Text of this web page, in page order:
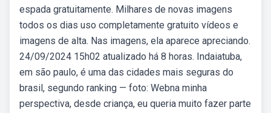
espada gratuitamente. Milhares de novas imagens
todos os dias uso completamente gratuito vídeos e
imagens de alta. Nas imagens, ela aparece apreciando.
24/09/2024 15h02 atualizado há 8 horas. Indaiatuba,
em são paulo, é uma das cidades mais seguras do
brasil, segundo ranking — foto: Webna minha
perspectiva, desde criança, eu queria muito fazer parte